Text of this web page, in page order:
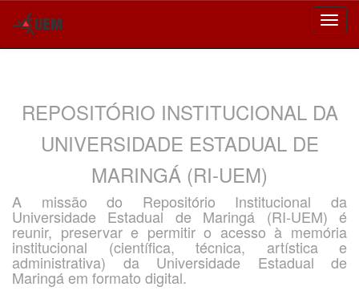
REPOSITÓRIO INSTITUCIONAL DA
UNIVERSIDADE ESTADUAL DE
MARINGÁ (RI-UEM)
A missão do Repositório Institucional da
Universidade Estadual de Maringá (RI-UEM) é
reunir, preservar e permitir o acesso à memória
institucional (científica, técnica, artística e
administrativa) da Universidade Estadual de
Maringá em formato digital.